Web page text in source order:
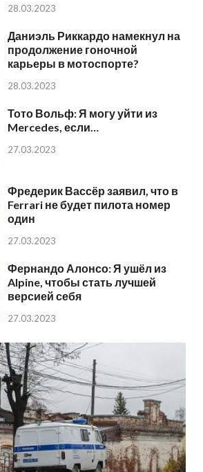
28.03.2023
Даниэль Риккардо намекнул на
продолжение гоночной
карьеры в мотоспорте?
28.03.2023
Тото Вольф: Я могу уйти из
Mercedes, если…
27.03.2023
Фредерик Вассёр заявил, что в
Ferrari не будет пилота номер
один
27.03.2023
Фернандо Алонсо: Я ушёл из
Alpine, чтобы стать лучшей
версией себя
27.03.2023